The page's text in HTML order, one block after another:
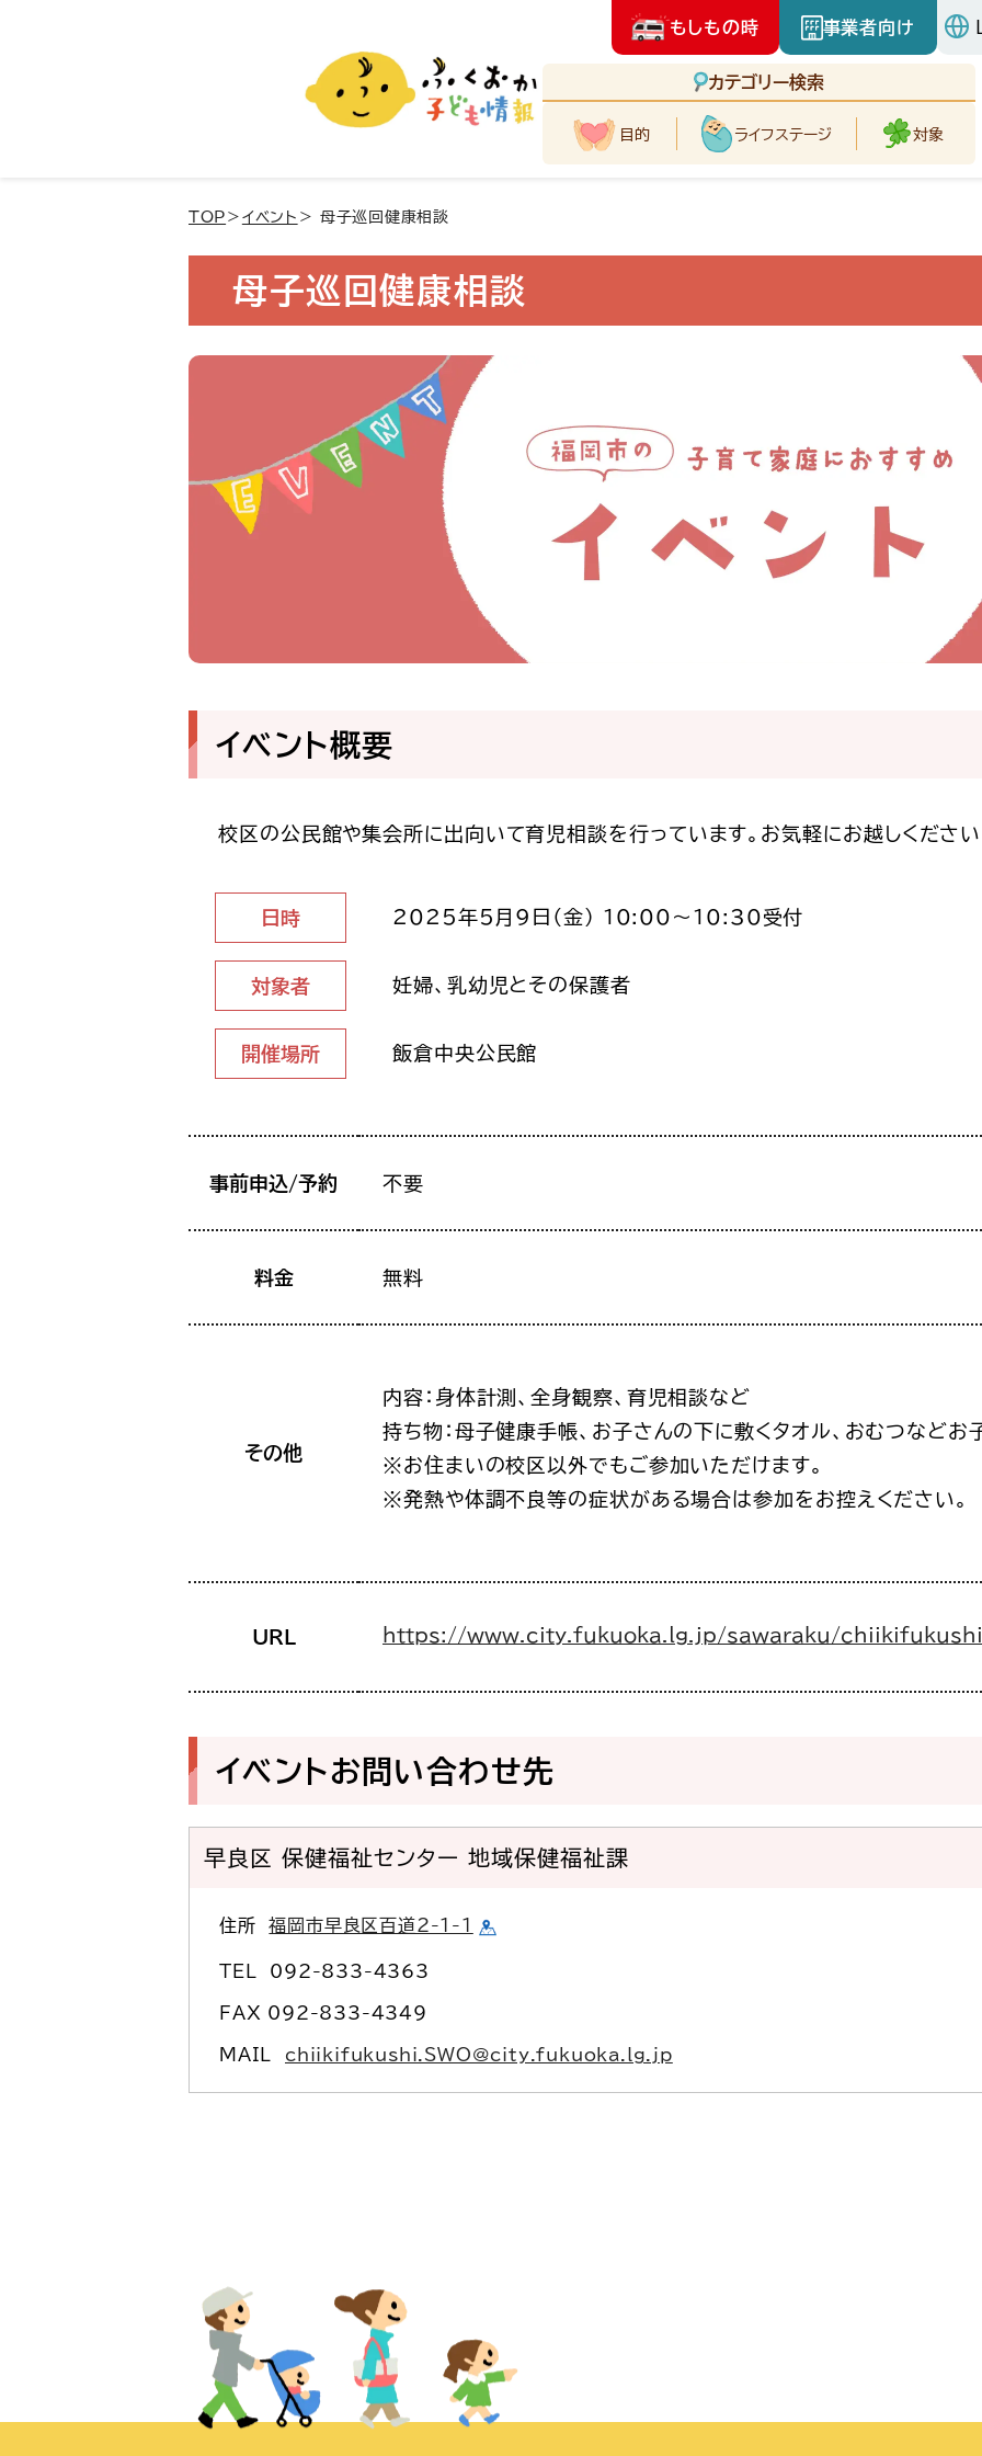
もしもの時 事業者向け
カテゴリー検索
目的 ライフステージ 対象
TOP ＞ イベント ＞ 母子巡回健康相談
母子巡回健康相談
イベント概要
校区の公民館や集会所に出向いて育児相談を行っています。お気軽にお越しください
日時 2025年5月9日（金） 10:00～10:30受付
対象者 妊婦、乳幼児とその保護者
開催場所 飯倉中央公民館
事前申込/予約 不要
料金 無料
その他
内容：身体計測、全身観察、育児相談など
持ち物：母子健康手帳、お子さんの下に敷くタオル、おむつなど
※お住まいの校区以外でもご参加いただけます。
※発熱や体調不良等の症状がある場合は参加をお控えください。
URL https://www.city.fukuoka.lg.jp/sawaraku/
イベントお問い合わせ先
早良区 保健福祉センター 地域保健福祉課
住所福岡市早良区百道2-1-1
TEL 092-833-4363
FAX 092-833-4349
MAIL chiikifukushi.SWO@city.fukuoka.lg.jp